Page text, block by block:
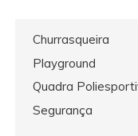
Churrasqueira
Playground
Quadra
Segurança